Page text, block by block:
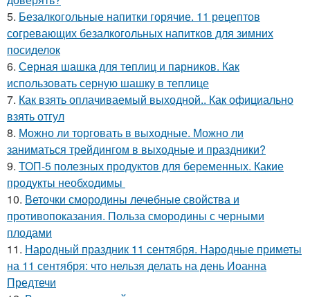
5. Безалкогольные напитки горячие. 11 рецептов
согревающих безалкогольных напитков для зимних
посиделок
6. Серная шашка для теплиц и парников. Как
использовать серную шашку в теплице
7. Как взять оплачиваемый выходной.. Как официально
взять отгул
8. Можно ли торговать в выходные. Можно ли
заниматься трейдингом в выходные и праздники?
9. ТОП-5 полезных продуктов для беременных. Какие
продукты необходимы
10. Веточки смородины лечебные свойства и
противопоказания. Польза смородины с черными
плодами
11. Народный праздник 11 сентября. Народные приметы
на 11 сентября: что нельзя делать на день Иоанна
Предтечи